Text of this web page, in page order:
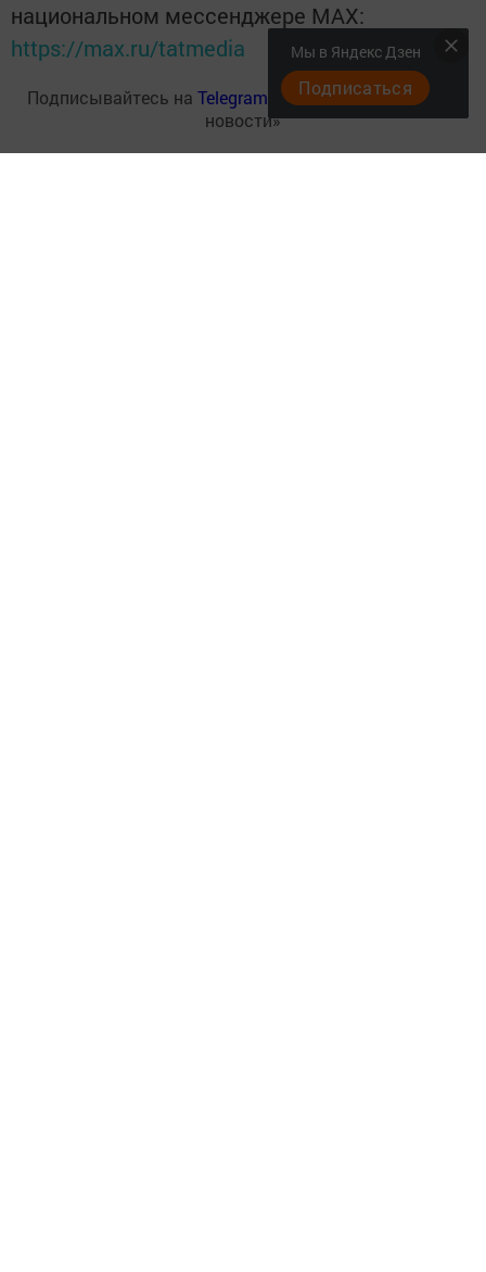
национальном мессенджере MАХ:
https://max.ru/tatmedia
Подписывайтесь на Telegram-канал«Менделеевские
новости»
Мы в Яндекс Дзен
Подписаться